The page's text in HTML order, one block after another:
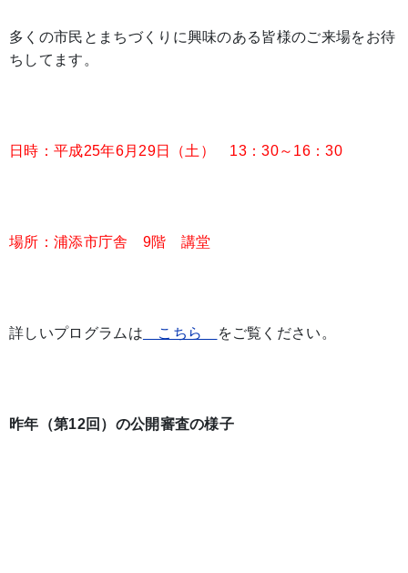
多くの市民とまちづくりに興味のある皆様のご来場をお待
ちしてます。
日時：平成25年6月29日（土） 13：30～16：30
場所：浦添市庁舎 9階 講堂
詳しいプログラムは こちら をご覧ください。
昨年（第12回）の公開審査の様子